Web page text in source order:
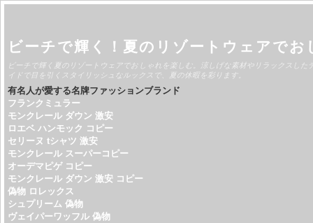
ビーチで輝く！夏のリゾートウェアでお
ビーチで輝く夏のリゾートウェアでおしゃれを楽しむ。涼しげな素材やリラックスし
イドで目を引くスタイリッシュなルックスで、夏の休暇を彩ります。
有名人が愛する名牌ファッションブランド
フランクミュラー
モンクレール ダウン 激安
ロエベ ハンモック コピー
セリーヌ tシャツ 激安
モンクレール スーパーコピー
オーデマピゲ コピー
モンクレール ダウン 激安 コピー
偽物 ロレックス
シュプリーム 偽物
ヴェイパーワッフル 偽物